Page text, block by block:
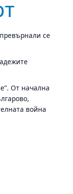
се
От начална
война